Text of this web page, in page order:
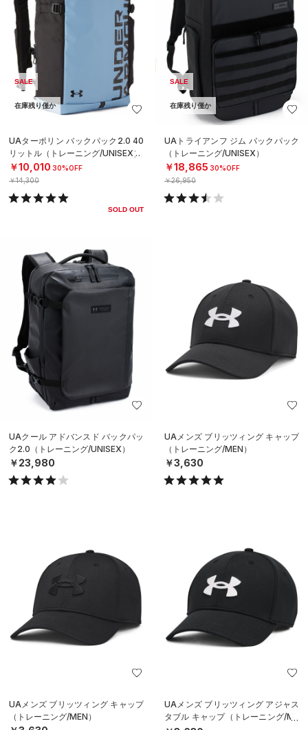
SALE
在庫残り僅か
UAターポリン バックパック2.0 40
リットル（トレーニング/UNISEX）
￥10,010 30%OFF
￥14,300
SOLD OUT
SALE
在庫残り僅か
UAトライアンフ ジム バックパック
（トレーニング/UNISEX）
￥18,865 30%OFF
￥26,950
UAクール アドバンスド バックパッ
ク2.0（トレーニング/UNISEX）
￥23,980
UAメンズ ブリッツィング キャップ
（トレーニング/MEN）
￥3,630
UAメンズ ブリッツィング キャップ
（トレーニング/MEN）
UAメンズ ブリッツィング アジャス
タブル キャップ（トレーニング/ME